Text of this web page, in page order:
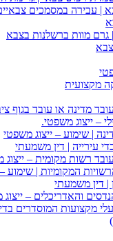
| עבירה במסמכים
גרם מוות ברשלנות בצבא
מקצועית
מדינה או עובד בגוף
– ייצוג משפטי.
| שימוע – ייצוג משפטי
עירייה | דין משמעתי
רשות מקומית – ייצוג
המקומיות | שימוע
| דין משמעתי
והאדריכלים –
מקצועות המוסדרים